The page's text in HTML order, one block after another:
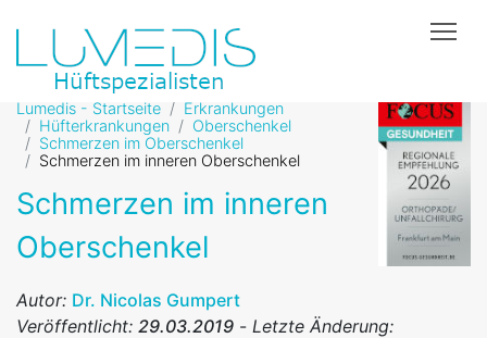
Lumedis - Startseite
Erkrankungen
Hüfterkrankungen
Oberschenkel
Schmerzen im Oberschenkel
Schmerzen im inneren Oberschenkel
Schmerzen im inneren
Oberschenkel
Autor: Dr. Nicolas Gumpert
Veröffentlicht: 29.03.2019 - Letzte Änderung: